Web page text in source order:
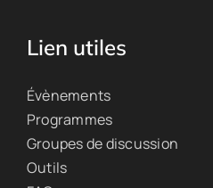
Lien utiles
Évènements
Programmes
Groupes de discussion
Outils